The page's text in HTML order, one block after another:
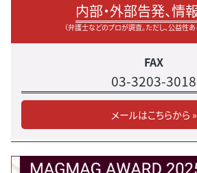
内部・外部告発、情
（弁護士などのプロが調査。ただし、公益性あ
FAX
03-3203-3018
メールはこちらから »